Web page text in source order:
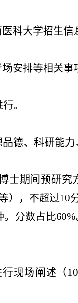
科大学招生信
安排等相关
。
德、科研能
士期间预研
），不超过10
。分数占比60%
行现场阐述（ 10